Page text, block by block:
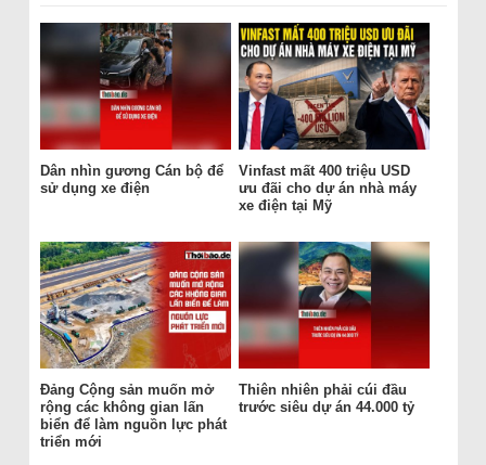
Dân nhìn gương Cán bộ để
sử dụng xe điện
Vinfast mất 400 triệu USD
ưu đãi cho dự án nhà máy
xe điện tại Mỹ
Đảng Cộng sản muốn mở
rộng các không gian lấn
biển để làm nguồn lực phát
triển mới
Thiên nhiên phải cúi đầu
trước siêu dự án 44.000 tỷ